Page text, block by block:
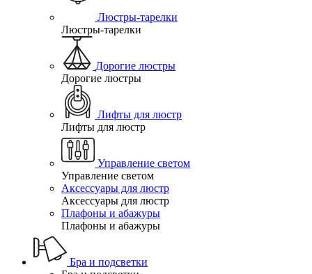
Люстры-тарелки
Люстры-тарелки
Дорогие люстры
Дорогие люстры
Лифты для люстр
Лифты для люстр
Управление светом
Управление светом
Аксессуары для люстр
Аксессуары для люстр
Плафоны и абажуры
Плафоны и абажуры
Бра и подсветки